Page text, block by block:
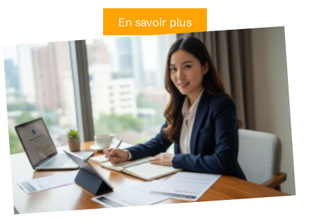
En savoir plus